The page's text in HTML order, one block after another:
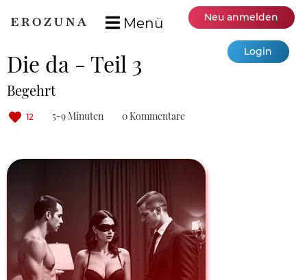
Menü Neu anmelden
Login
Die da - Teil 3
Begehrt
12 5-9 Minuten 0 Kommentare